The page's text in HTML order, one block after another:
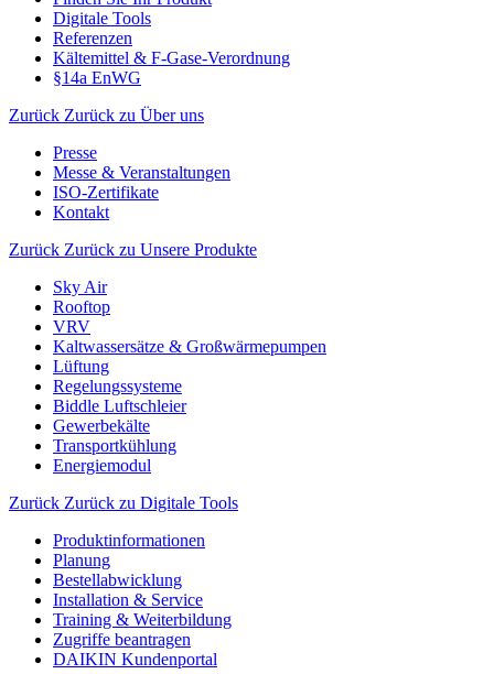
Digitale Tools
Referenzen
Kältemittel & F-Gase-Verordnung
§14a EnWG
Zurück Zurück zu Über uns
Presse
Messe & Veranstaltungen
ISO-Zertifikate
Kontakt
Zurück Zurück zu Unsere Produkte
Sky Air
Rooftop
VRV
Kaltwassersätze & Großwärmepumpen
Lüftung
Regelungssysteme
Biddle Luftschleier
Gewerbekälte
Transportkühlung
Energiemodul
Zurück Zurück zu Digitale Tools
Produktinformationen
Planung
Bestellabwicklung
Installation & Service
Training & Weiterbildung
Zugriffe beantragen
DAIKIN Kundenportal